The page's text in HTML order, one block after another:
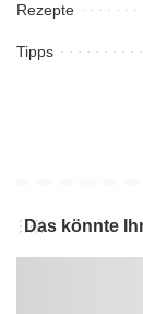
Rezepte
Tipps
Das könnte